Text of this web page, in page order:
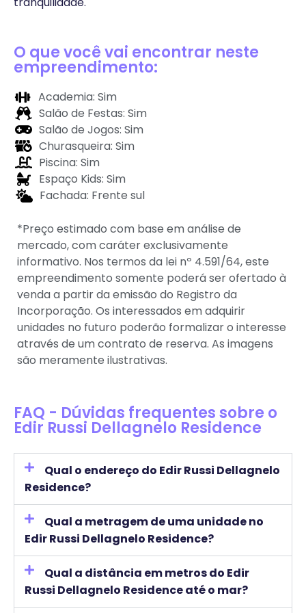
O que você vai encontrar neste
empreendimento:
Academia: Sim
Salão de Festas: Sim
Salão de Jogos: Sim
Churasqueira: Sim
Piscina: Sim
Espaço Kids: Sim
Fachada: Frente sul
*Preço estimado com base em análise de
mercado, com caráter exclusivamente
informativo. Nos termos da lei nº 4.591/64, este
empreendimento somente poderá ser ofertado à
venda a partir da emissão do Registro da
Incorporação. Os interessados em adquirir
unidades no futuro poderão formalizar o interesse
através de um contrato de reserva. As imagens
são meramente ilustrativas.
FAQ - Dúvidas frequentes sobre o
Edir Russi Dellagnelo Residence
Qual o endereço do Edir Russi Dellagnelo
Residence?
Qual a metragem de uma unidade no
Edir Russi Dellagnelo Residence?
Qual a distância em metros do Edir
Russi Dellagnelo Residence até o mar?